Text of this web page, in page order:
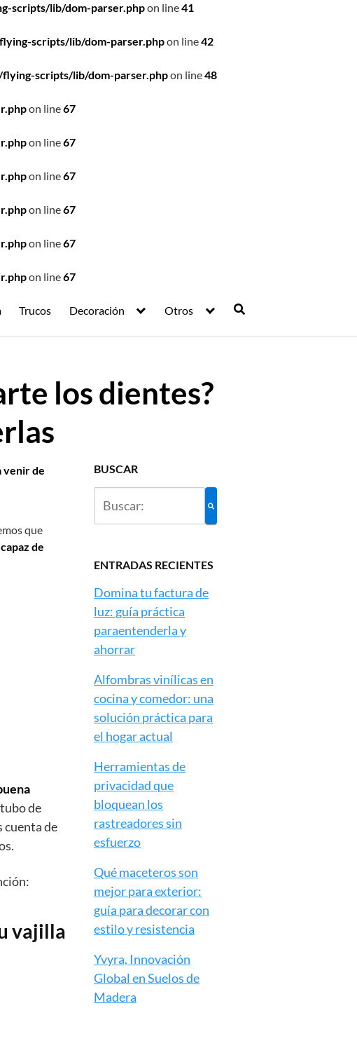
scripts/lib/dom-parser.phpon line41
scripts/lib/dom-parser.phpon line42
scripts/lib/dom-parser.phpon line48
on line67
on line67
on line67
on line67
on line67
on line67
Trucos Decoración Otros
los dientes?
venir de
que
de
de
cuenta de
vajilla
BUSCAR
ENTRADAS RECIENTES
Domina tu factura de
luz: guía práctica
paraentenderla y
ahorrar
Alfombras vinílicas en
cocina y comedor: una
solución práctica para
el hogar actual
Herramientas de
privacidad que
bloquean los
rastreadores sin
esfuerzo
Qué maceteros son
mejor para exterior:
guía para decorar con
estilo y resistencia
Yvyra, Innovación
Global en Suelos de
Madera